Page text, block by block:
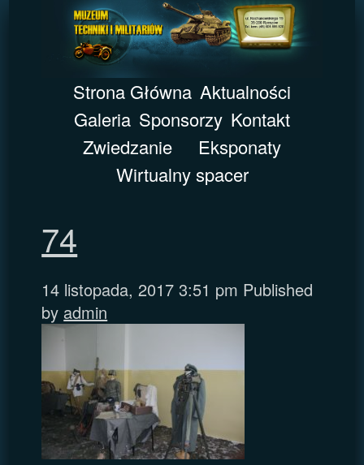
Strona Główna Aktualności
Galeria Sponsorzy Kontakt
Zwiedzanie
Eksponaty
Wirtualny spacer
74
14 listopada, 2017 3:51 pm Published
by admin